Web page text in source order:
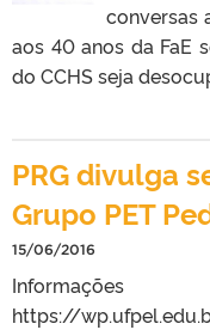
conversas
aos 40 anos da FaE
do CCHS seja
PRG divulga
Grupo PET
15/06/2016
https://